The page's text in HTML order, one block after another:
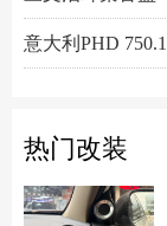
热门改装